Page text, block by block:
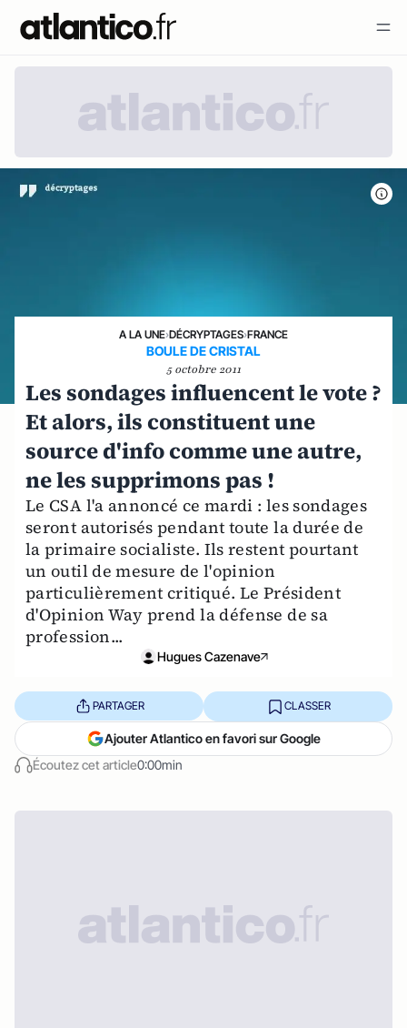
A LA UNE›DÉCRYPTAGES›FRANCE
BOULE DE CRISTAL
5 octobre 2011
Les sondages influencent le vote ?
Et alors, ils constituent une
source d'info comme une autre,
ne les supprimons pas !
Le CSA l'a annoncé ce mardi : les sondages
seront autorisés pendant toute la durée de
la primaire socialiste. Ils restent pourtant
un outil de mesure de l'opinion
particulièrement critiqué. Le Président
d'Opinion Way prend la défense de sa
profession...
Hugues Cazenave
Écoutez cet article0:00min
PARTAGER CLASSER
Ajouter Atlantico en favori sur Google